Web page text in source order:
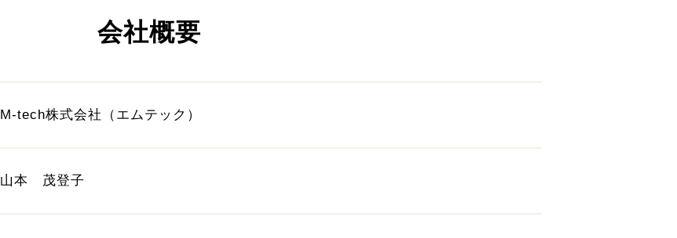
会社概要
M-tech株式会社（エムテック）
山本 茂登子